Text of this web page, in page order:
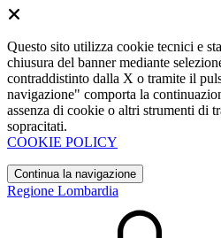
Questo sito utilizza cookie tecnici e
chiusura del banner mediante
contraddistinto dalla X o tramite il
navigazione" comporta la
assenza di cookie o altri strumenti di
sopracitati.
COOKIE POLICY
Continua la navigazione
Regione Lombardia